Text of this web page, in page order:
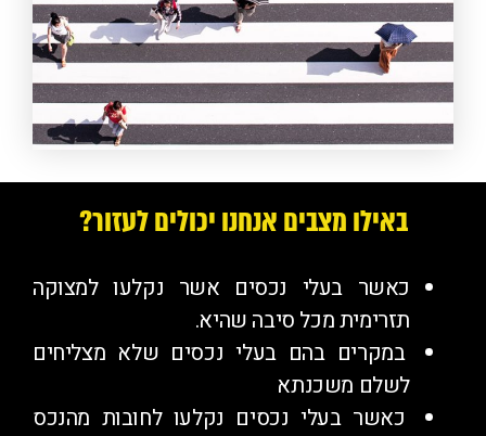
באילו מצבים אנחנו יכולים לעזור?
כאשר בעלי נכסים אשר נקלעו למצוקה
תזרימית מכל סיבה שהיא.
במקרים בהם בעלי נכסים שלא מצליחים
לשלם משכנתא
כאשר בעלי נכסים נקלעו לחובות מהנכס